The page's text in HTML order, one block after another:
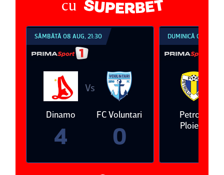
cu
SÂMBĂTĂ 08 AUG, 21:30
Dinamo
4
Vs
FC Voluntari
0
DUMINICĂ 09 AUG,
Petrolul
Ploieşti